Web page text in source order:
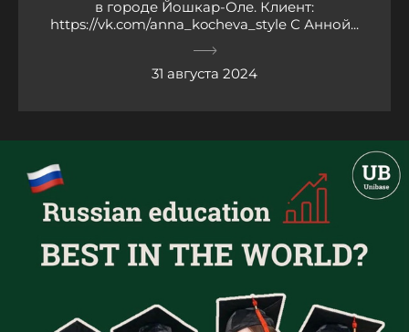
в городе Йошкар-Оле. Клиент:
https://vk.com/anna_kocheva_style С Анной...
31 августа 2024